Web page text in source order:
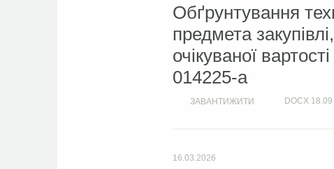
Обґрунтування
предмета
очікуваної
014225-a
ЗАВАНТИЖИТИ DOCX
16.03.2026